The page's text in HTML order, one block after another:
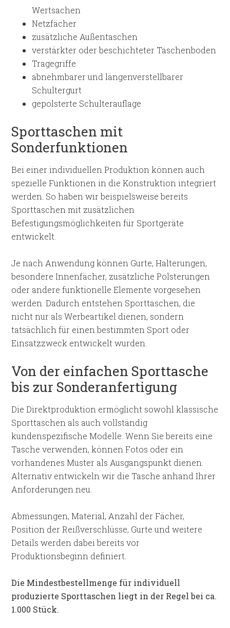
Wertsachen
Netzfächer
zusätzliche Außentaschen
verstärkter oder beschichteter Taschenboden
Tragegriffe
abnehmbarer und längenverstellbarer
Schultergurt
gepolsterte Schulterauflage
Sporttaschen mit
Sonderfunktionen
Bei einer individuellen Produktion können auch
spezielle Funktionen in die Konstruktion integriert
werden. So haben wir beispielsweise bereits
Sporttaschen mit zusätzlichen
Befestigungsmöglichkeiten für Sportgeräte
entwickelt.
Je nach Anwendung können Gurte, Halterungen,
besondere Innenfächer, zusätzliche Polsterungen
oder andere funktionelle Elemente vorgesehen
werden. Dadurch entstehen Sporttaschen, die
nicht nur als Werbeartikel dienen, sondern
tatsächlich für einen bestimmten Sport oder
Einsatzzweck entwickelt wurden.
Von der einfachen Sporttasche
bis zur Sonderanfertigung
Die Direktproduktion ermöglicht sowohl klassische
Sporttaschen als auch vollständig
kundenspezifische Modelle. Wenn Sie bereits eine
Tasche verwenden, können Fotos oder ein
vorhandenes Muster als Ausgangspunkt dienen.
Alternativ entwickeln wir die Tasche anhand Ihrer
Anforderungen neu.
Abmessungen, Material, Anzahl der Fächer,
Position der Reißverschlüsse, Gurte und weitere
Details werden dabei bereits vor
Produktionsbeginn definiert.
Die Mindestbestellmenge für individuell
produzierte Sporttaschen liegt in der Regel bei ca.
1.000 Stück.